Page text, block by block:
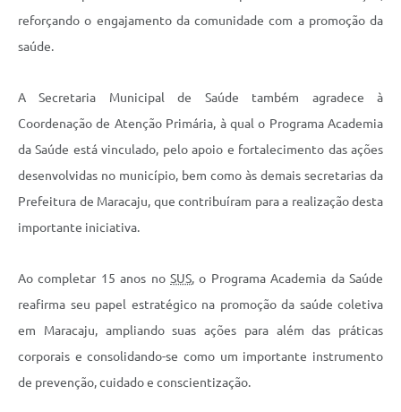
reforçando o engajamento da comunidade com a promoção da
saúde.
A Secretaria Municipal de Saúde também agradece à
Coordenação de Atenção Primária, à qual o Programa Academia
da Saúde está vinculado, pelo apoio e fortalecimento das ações
desenvolvidas no município, bem como às demais secretarias da
Prefeitura de Maracaju, que contribuíram para a realização desta
importante iniciativa.
Ao completar 15 anos no SUS, o Programa Academia da Saúde
reafirma seu papel estratégico na promoção da saúde coletiva
em Maracaju, ampliando suas ações para além das práticas
corporais e consolidando-se como um importante instrumento
de prevenção, cuidado e conscientização.